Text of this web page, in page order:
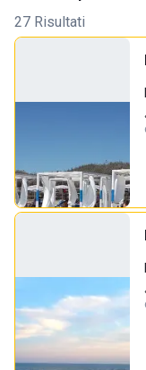
27 Risultati